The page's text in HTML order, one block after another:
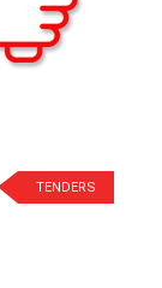
TENDERS